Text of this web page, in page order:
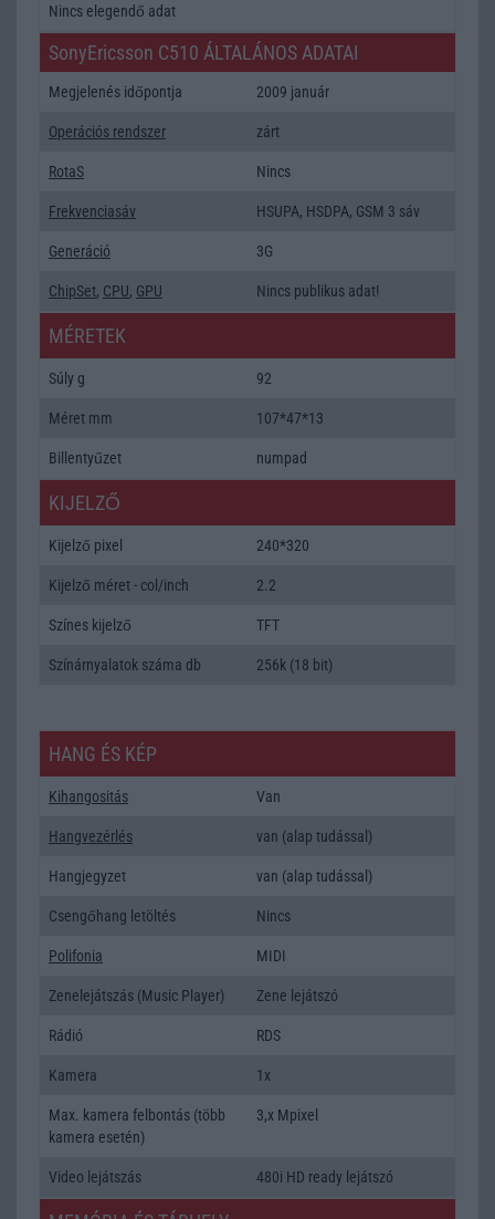
Nincs elegendő adat
SonyEricsson C510 ÁLTALÁNOS ADATAI
Megjelenés időpontja 2009 január
Operációs rendszer zárt
RotaS Nincs
Frekvenciasáv HSUPA, HSDPA, GSM 3 sáv
Generáció 3G
ChipSet, CPU, GPU Nincs publikus adat!
MÉRETEK
Súly g 92
Méret mm 107*47*13
Billentyűzet numpad
KIJELZŐ
Kijelző pixel 240*320
Kijelző méret - col/inch 2.2
Színes kijelző TFT
Színárnyalatok száma db 256k (18 bit)
HANG ÉS KÉP
Kihangositás Van
Hangvezérlés van (alap tudással)
Hangjegyzet van (alap tudással)
Csengőhang letöltés Nincs
Polifonia MIDI
Zenelejátszás (Music Player) Zene lejátszó
Rádió RDS
Kamera 1x
Max. kamera felbontás (több
kamera esetén)
3,x Mpixel
Video lejátszás 480i HD ready lejátszó